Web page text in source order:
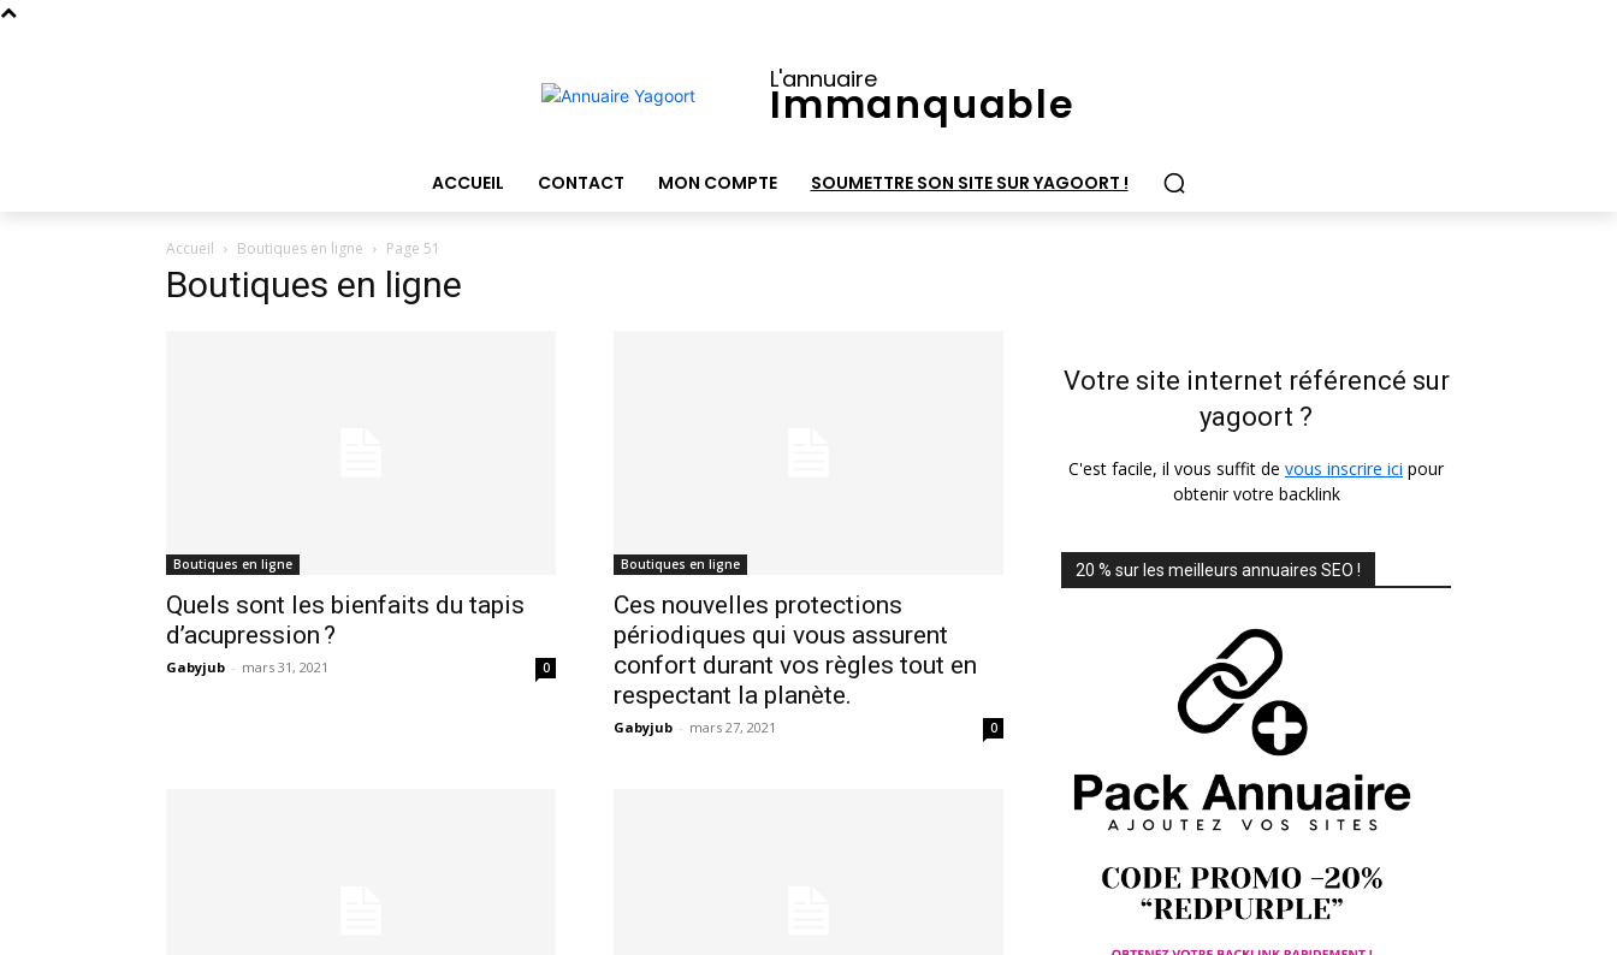
L'annuaire
Immanquable
ACCUEIL CONTACT MON COMPTE SOUMETTRE SON SITE SUR YAGOORT !
Accueil Boutiques en ligne Page 51
Boutiques en ligne
Boutiques en ligne
Quels sont les bienfaits du tapis
d’acupression ?
Gabyjub - mars 31, 2021 0
Boutiques en ligne
Ces nouvelles protections
périodiques qui vous assurent
confort durant vos règles tout en
respectant la planète.
Gabyjub - mars 27, 2021 0
Votre site internet référencé sur
yagoort ?
C'est facile, il vous suffit de vous inscrire ici pour
obtenir votre backlink
20 % sur les meilleurs annuaires SEO !